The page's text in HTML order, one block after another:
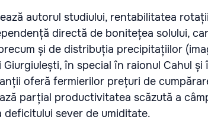
autorul studiului, rentabilitatea
directă de bonitețea solului,
și de distribuția precipitațiilor
în special în raionul Cahul și
oferă fermierilor prețuri de
parțial productivitatea scăzută a
deficitului sever de umiditate.